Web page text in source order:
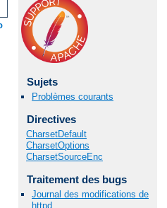
Sujets
Problèmes courants
Directives
CharsetDefault
CharsetOptions
CharsetSourceEnc
Traitement des bugs
Journal des modifications de
httpd